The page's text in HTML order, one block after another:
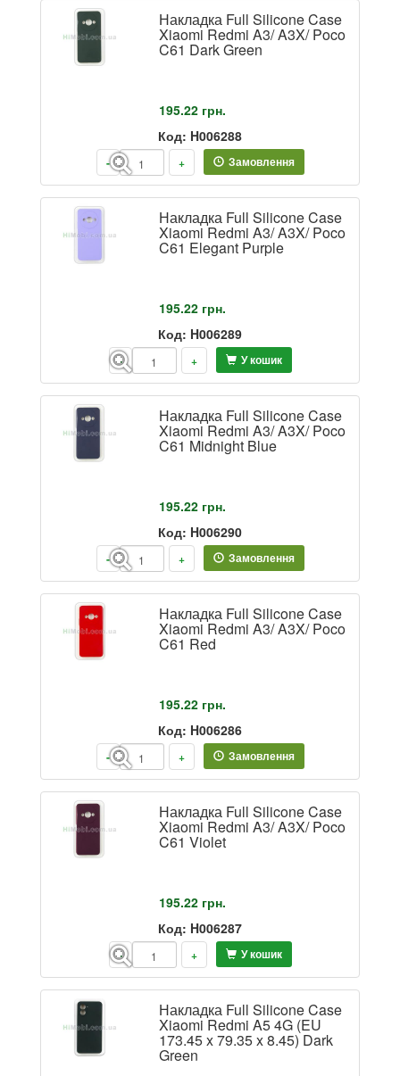
Накладка Full Silicone Case
Xiaomi Redmi A3/ A3X/ Poco
C61 Dark Green
195.22 грн.
Код: H006288
- + Замовлення
Накладка Full Silicone Case
Xiaomi Redmi A3/ A3X/ Poco
C61 Elegant Purple
195.22 грн.
Код: H006289
- + У кошик
Накладка Full Silicone Case
Xiaomi Redmi A3/ A3X/ Poco
C61 Midnight Blue
195.22 грн.
Код: H006290
- + Замовлення
Накладка Full Silicone Case
Xiaomi Redmi A3/ A3X/ Poco
C61 Red
195.22 грн.
Код: H006286
- + Замовлення
Накладка Full Silicone Case
Xiaomi Redmi A3/ A3X/ Poco
C61 Violet
195.22 грн.
Код: H006287
- + У кошик
Накладка Full Silicone Case
Xiaomi Redmi A5 4G (EU
173.45 x 79.35 x 8.45) Dark
Green